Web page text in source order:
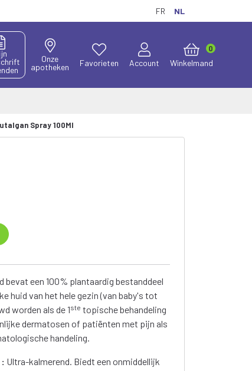
FR NL
Onze
apotheken
Favorieten Account Winkelmand
0
Spray 100Ml
bevat een 100% plantaardig bestanddeel
huid van het hele gezin (van baby's tot
worden als de 1ste topische behandeling
dermatosen of patiënten met pijn als
handeling.
: Ultra-kalmerend. Biedt een onmiddellijk